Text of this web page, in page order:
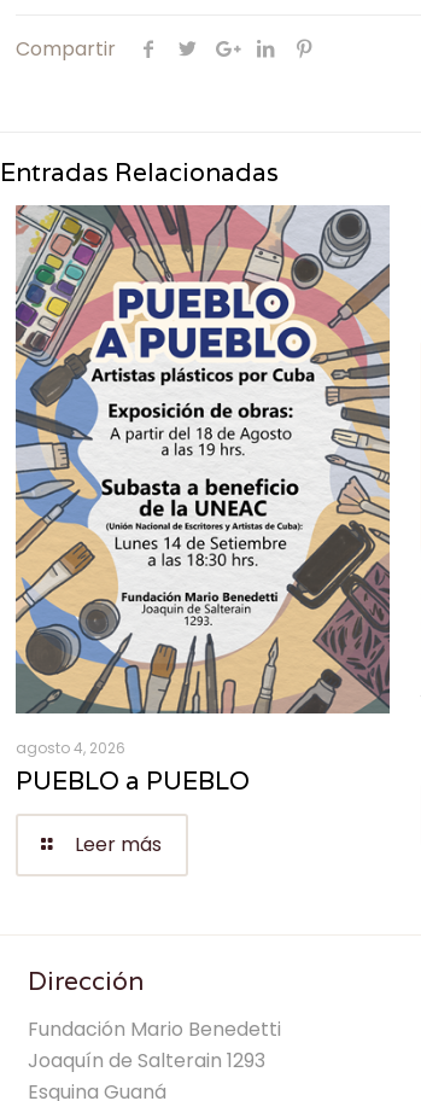
Compartir
Entradas Relacionadas
agosto 4, 2026
PUEBLO a PUEBLO
Leer más
Dirección
Fundación Mario Benedetti
Joaquín de Salterain 1293
Esquina Guaná